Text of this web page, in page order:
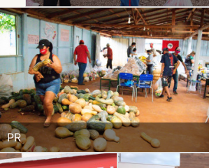
PR